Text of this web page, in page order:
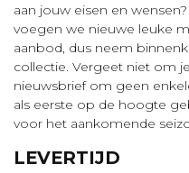
aan jouw eisen en
voegen we nieuwe leuke
aanbod, dus neem
collectie. Vergeet niet om
nieuwsbrief om geen
als eerste op de hoogte
voor het aankomende
LEVERTIJD